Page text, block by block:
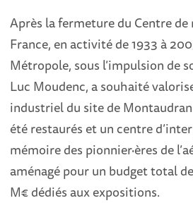
Après la fermeture du Centre de
France, en activité de 1933 à
Métropole, sous l’impulsion de
Luc Moudenc, a souhaité
industriel du site de
été restaurés et un centre
mémoire des pionnier·ères de
aménagé pour un budget total
M€ dédiés aux expositions.